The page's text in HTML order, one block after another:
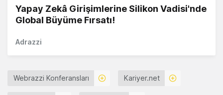
Yapay Zekâ Girişimlerine Silikon Vadisi'nde
Global Büyüme Fırsatı!
Adrazzi
Webrazzi Konferansları Kariyer.net